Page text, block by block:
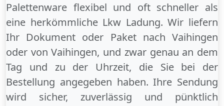
Palettenware flexibel und oft schneller als
eine herkömmliche Lkw Ladung. Wir liefern
Ihr Dokument oder Paket nach Vaihingen
oder von Vaihingen, und zwar genau an dem
Tag und zu der Uhrzeit, die Sie bei der
Bestellung angegeben haben. Ihre Sendung
wird sicher, zuverlässig und pünktlich